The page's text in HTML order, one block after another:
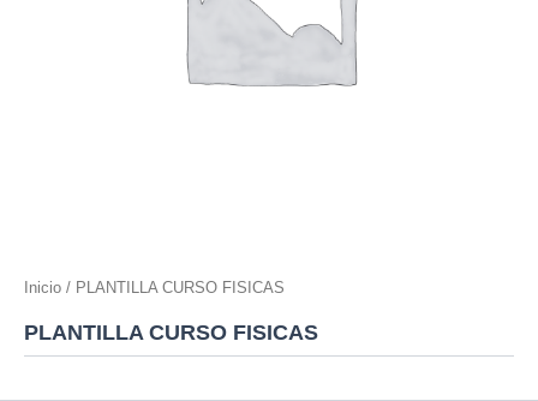
Inicio / PLANTILLA CURSO FISICAS
PLANTILLA CURSO FISICAS